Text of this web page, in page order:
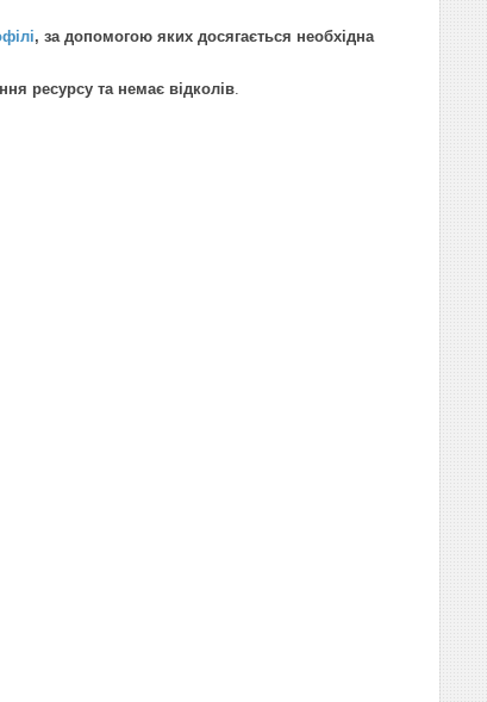
, за допомогою яких досягається необхідна
ресурсу та немає відколів.